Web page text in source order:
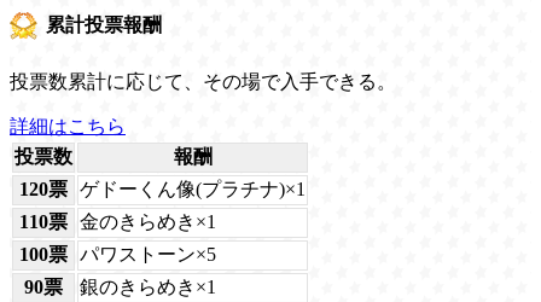
累計投票報酬
投票数累計に応じて、その場で入手できる。
詳細はこちら
投票数
報酬
120票 ゲドーくん像(プラチナ)×1
110票 金のきらめき×1
100票 パワストーン×5
90票
銀のきらめき×1